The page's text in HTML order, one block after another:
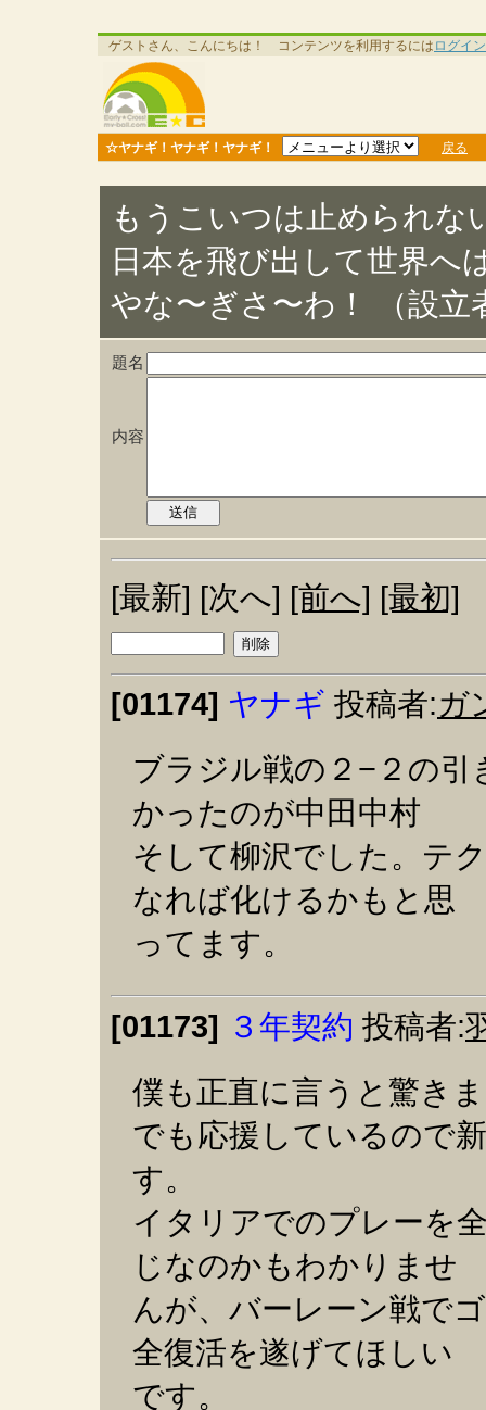
ゲストさん、こんにちは！ コンテンツを利用するには ログイン
☆ヤナギ！ヤナギ！ヤナギ！ 戻る
もうこいつは止められな
日本を飛び出して世界へ
やな〜ぎさ〜わ！ （設立
題名
内容
[最新] [次へ] [前へ] [最初]
[01174] ヤナギ 投稿者:ガ
ブラジル戦の２−２の
かったのが中田中村
そして柳沢でした。テ
なれば化けるかもと思
ってます。
[01173] ３年契約 投稿者:
僕も正直に言うと驚き
でも応援しているので
す。
イタリアでのプレーを
じなのかもわかりませ
んが、バーレーン戦で
全復活を遂げてほしい
です。